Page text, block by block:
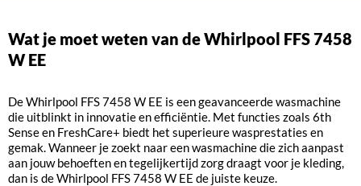
Wat je moet weten van de Whirlpool FFS 7458
W EE
De Whirlpool FFS 7458 W EE is een geavanceerde wasmachine
die uitblinkt in innovatie en efficiëntie. Met functies zoals 6th
Sense en FreshCare+ biedt het superieure wasprestaties en
gemak. Wanneer je zoekt naar een wasmachine die zich aanpast
aan jouw behoeften en tegelijkertijd zorg draagt voor je kleding,
dan is de Whirlpool FFS 7458 W EE de juiste keuze.